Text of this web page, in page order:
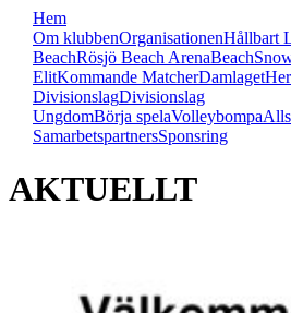
Hem
Om klubbenOrganisationenHållbart
BeachRösjö Beach ArenaBeach
ElitKommande MatcherDamlaget
DivisionslagDivisionslag
UngdomBörja spelaVolleybompa
SamarbetspartnersSponsring
AKTUELLT